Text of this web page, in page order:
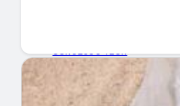
MERCADOS Y TENDENCIAS